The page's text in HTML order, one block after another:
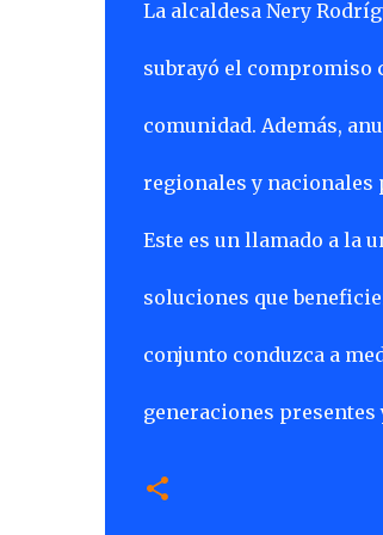
La alcaldesa Nery
subrayó el compromiso
comunidad. Además,
regionales y nacionales
Este es un llamado a la
soluciones que
conjunto conduzca a
generaciones presentes